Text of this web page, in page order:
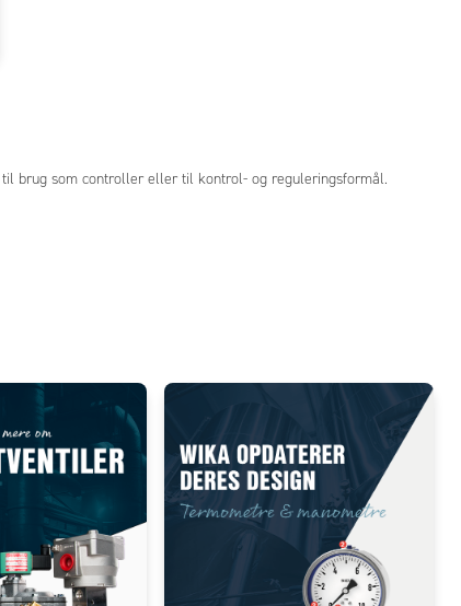
brug som controller eller til kontrol- og reguleringsformål.